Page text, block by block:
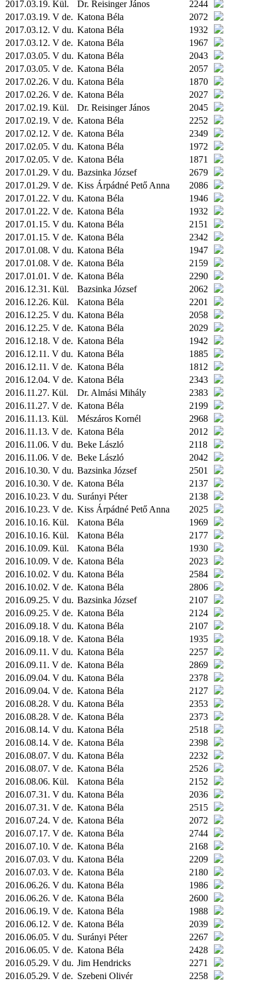
2017.03.19. Kül. Dr. Reisinger János
2244
2017.03.19. V de. Katona Béla
2072
2017.03.12. V du. Katona Béla
1932
2017.03.12. V de. Katona Béla
1967
2017.03.05. V du. Katona Béla
2043
2017.03.05. V de. Katona Béla
2057
2017.02.26. V du. Katona Béla
1870
2017.02.26. V de. Katona Béla
2027
2017.02.19. Kül. Dr. Reisinger János
2045
2017.02.19. V de. Katona Béla
2252
2017.02.12. V de. Katona Béla
2349
2017.02.05. V du. Katona Béla
1972
2017.02.05. V de. Katona Béla
1871
2017.01.29. V du. Bazsinka József
2679
2017.01.29. V de. Kiss Árpádné Pető Anna
2086
2017.01.22. V du. Katona Béla
1946
2017.01.22. V de. Katona Béla
1932
2017.01.15. V du. Katona Béla
2151
2017.01.15. V de. Katona Béla
2342
2017.01.08. V du. Katona Béla
1947
2017.01.08. V de. Katona Béla
2159
2017.01.01. V de. Katona Béla
2290
2016.12.31. Kül. Bazsinka József
2062
2016.12.26. Kül. Katona Béla
2201
2016.12.25. V du. Katona Béla
2058
2016.12.25. V de. Katona Béla
2029
2016.12.18. V de. Katona Béla
1942
2016.12.11. V du. Katona Béla
1885
2016.12.11. V de. Katona Béla
1812
2016.12.04. V de. Katona Béla
2343
2016.11.27. Kül. Dr. Almási Mihály
2383
2016.11.27. V de. Katona Béla
2199
2016.11.13. Kül. Mészáros Kornél
2968
2016.11.13. V de. Katona Béla
2012
2016.11.06. V du. Beke László
2118
2016.11.06. V de. Beke László
2042
2016.10.30. V du. Bazsinka József
2501
2016.10.30. V de. Katona Béla
2137
2016.10.23. V du. Surányi Péter
2138
2016.10.23. V de. Kiss Árpádné Pető Anna
2025
2016.10.16. Kül. Katona Béla
1969
2016.10.16. Kül. Katona Béla
2177
2016.10.09. Kül. Katona Béla
1930
2016.10.09. V de. Katona Béla
2023
2016.10.02. V du. Katona Béla
2584
2016.10.02. V de. Katona Béla
2806
2016.09.25. V du. Bazsinka József
2107
2016.09.25. V de. Katona Béla
2124
2016.09.18. V du. Katona Béla
2107
2016.09.18. V de. Katona Béla
1935
2016.09.11. V du. Katona Béla
2257
2016.09.11. V de. Katona Béla
2869
2016.09.04. V du. Katona Béla
2378
2016.09.04. V de. Katona Béla
2127
2016.08.28. V du. Katona Béla
2353
2016.08.28. V de. Katona Béla
2373
2016.08.14. V du. Katona Béla
2518
2016.08.14. V de. Katona Béla
2398
2016.08.07. V du. Katona Béla
2232
2016.08.07. V de. Katona Béla
2526
2016.08.06. Kül. Katona Béla
2152
2016.07.31. V du. Katona Béla
2036
2016.07.31. V de. Katona Béla
2515
2016.07.24. V de. Katona Béla
2072
2016.07.17. V de. Katona Béla
2744
2016.07.10. V de. Katona Béla
2168
2016.07.03. V du. Katona Béla
2209
2016.07.03. V de. Katona Béla
2180
2016.06.26. V du. Katona Béla
1986
2016.06.26. V de. Katona Béla
2600
2016.06.19. V de. Katona Béla
1988
2016.06.12. V de. Katona Béla
2039
2016.06.05. V du. Surányi Péter
2267
2016.06.05. V de. Katona Béla
2428
2016.05.29. V du. Jim Hendricks
2271
2016.05.29. V de. Szebeni Olivér
2258